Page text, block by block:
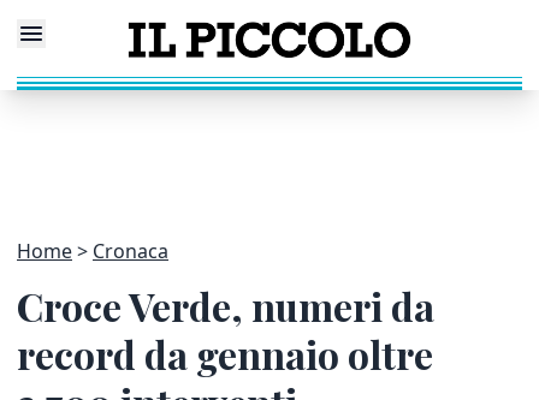
Home Cronaca
Croce Verde, numeri da
record da gennaio oltre